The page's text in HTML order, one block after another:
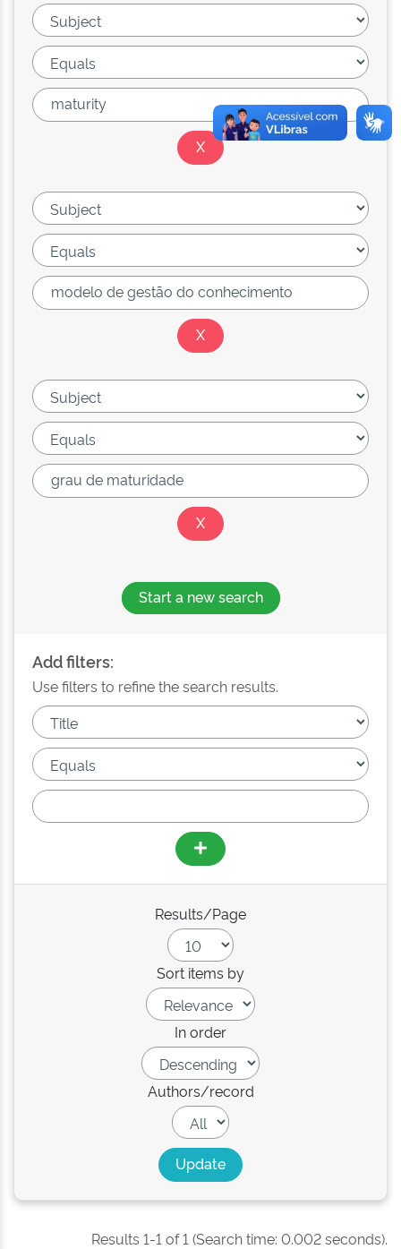
Start a new search
Add filters:
Use filters to refine the search results.
Results/Page
Sort items by
In order
Authors/record
Results 1-1 of 1 (Search time: 0.002 seconds).